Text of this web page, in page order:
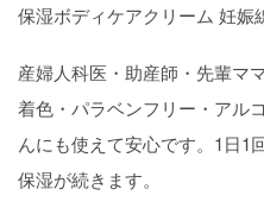
保湿ボディケアクリーム 妊娠
産婦人科医・助産師・先輩マ
着色・パラベンフリー・アル
んにも使えて安心です。1日1
保湿が続きます。